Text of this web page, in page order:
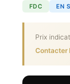
FDC EN
Prix
Contacter